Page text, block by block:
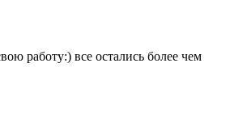
работу:) все остались более чем